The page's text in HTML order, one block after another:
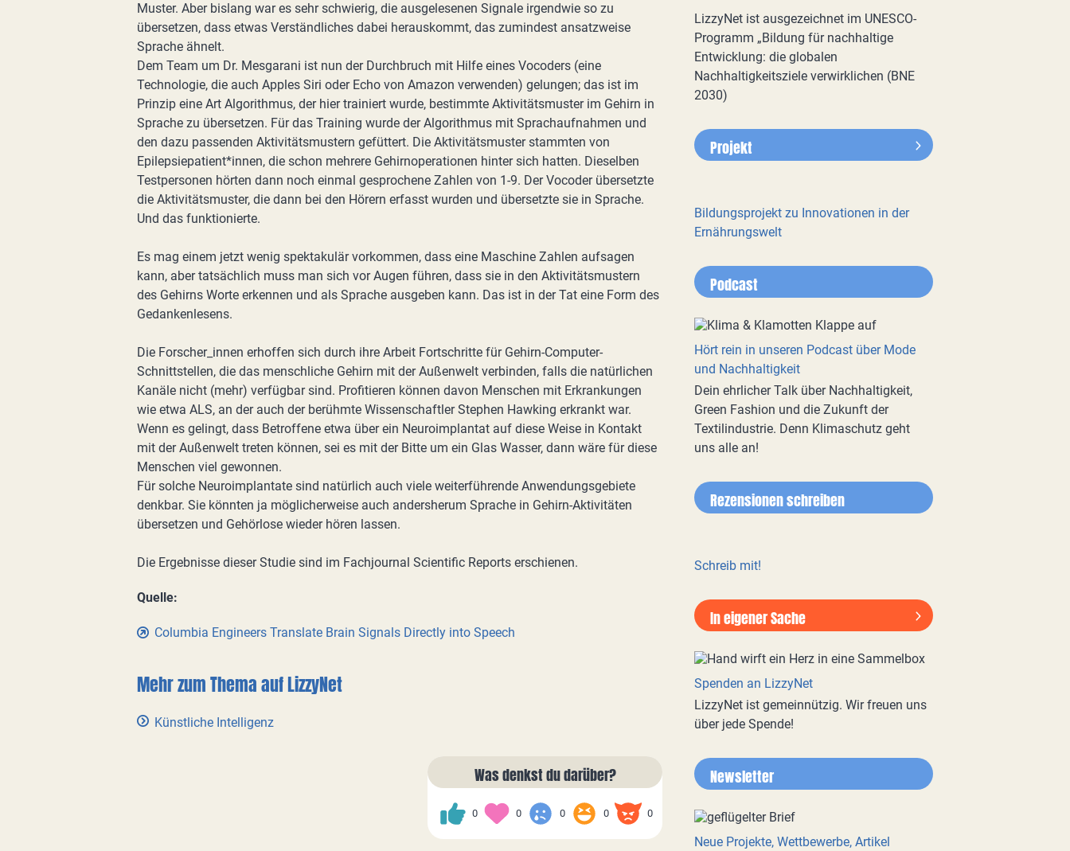
Muster. Aber bislang war es sehr schwierig, die ausgelesenen Signale irgendwie so zu
übersetzen, dass etwas Verständliches dabei herauskommt, das zumindest ansatzweise
Sprache ähnelt.
Dem Team um Dr. Mesgarani ist nun der Durchbruch mit Hilfe eines Vocoders (eine
Technologie, die auch Apples Siri oder Echo von Amazon verwenden) gelungen; das ist im
Prinzip eine Art Algorithmus, der hier trainiert wurde, bestimmte Aktivitätsmuster im Gehirn in
Sprache zu übersetzen. Für das Training wurde der Algorithmus mit Sprachaufnahmen und
den dazu passenden Aktivitätsmustern gefüttert. Die Aktivitätsmuster stammten von
Epilepsiepatient*innen, die schon mehrere Gehirnoperationen hinter sich hatten. Dieselben
Testpersonen hörten dann noch einmal gesprochene Zahlen von 1-9. Der Vocoder übersetzte
die Aktivitätsmuster, die dann bei den Hörern erfasst wurden und übersetzte sie in Sprache.
Und das funktionierte.
Es mag einem jetzt wenig spektakulär vorkommen, dass eine Maschine Zahlen aufsagen
kann, aber tatsächlich muss man sich vor Augen führen, dass sie in den Aktivitätsmustern
des Gehirns Worte erkennen und als Sprache ausgeben kann. Das ist in der Tat eine Form des
Gedankenlesens.
Die Forscher_innen erhoffen sich durch ihre Arbeit Fortschritte für Gehirn-Computer-
Schnittstellen, die das menschliche Gehirn mit der Außenwelt verbinden, falls die natürlichen
Kanäle nicht (mehr) verfügbar sind. Profitieren können davon Menschen mit Erkrankungen
wie etwa ALS, an der auch der berühmte Wissenschaftler Stephen Hawking erkrankt war.
Wenn es gelingt, dass Betroffene etwa über ein Neuroimplantat auf diese Weise in Kontakt
mit der Außenwelt treten können, sei es mit der Bitte um ein Glas Wasser, dann wäre für diese
Menschen viel gewonnen.
Für solche Neuroimplantate sind natürlich auch viele weiterführende Anwendungsgebiete
denkbar. Sie könnten ja möglicherweise auch andersherum Sprache in Gehirn-Aktivitäten
übersetzen und Gehörlose wieder hören lassen.
Die Ergebnisse dieser Studie sind im Fachjournal Scientific Reports erschienen.
Quelle:
Columbia Engineers Translate Brain Signals Directly into Speech
Mehr zum Thema auf LizzyNet
Künstliche Intelligenz
Was denkst du darüber?
0 0 0 0 0
LizzyNet ist ausgezeichnet im UNESCO-
Programm „Bildung für nachhaltige
Entwicklung: die globalen
Nachhaltigkeitsziele verwirklichen (BNE
2030)
Projekt
Bildungsprojekt zu Innovationen in der
Ernährungswelt
Podcast
Hört rein in unseren Podcast über Mode
und Nachhaltigkeit
Dein ehrlicher Talk über Nachhaltigkeit,
Green Fashion und die Zukunft der
Textilindustrie. Denn Klimaschutz geht
uns alle an!
Rezensionen schreiben
Schreib mit!
In eigener Sache
Spenden an LizzyNet
LizzyNet ist gemeinnützig. Wir freuen uns
über jede Spende!
Newsletter
Neue Projekte, Wettbewerbe, Artikel